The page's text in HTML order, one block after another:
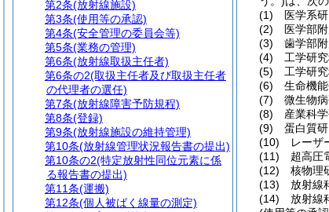
(1)
医学系
(2)
医学部
(3)
歯学部
(4)
工学研
(5)
工学研
(6)
生命機
(7)
微生物
(8)
産業科
(9)
蛋白質
(10)
レーザ
(11)
超高圧
(12)
核物理
(13)
放射線
(14)
放射線
第2条(放射線施設)
第3条(使用等の承認)
第4条(安全管理の委員会等)
第5条(業務の管理)
第6条(放射線取扱主任者)
第6条の2(取扱主任者及び取扱主任者
の代理者の選任)
第7条(放射線障害予防規程)
第8条(登録)
第9条(放射線施設の維持管理)
第10条(放射線管理状況報告書の提出)
第10条の2(特定放射性同位元素に係
る報告書の提出)
第11条(運搬)
第12条(個人被ばく線量の測定)